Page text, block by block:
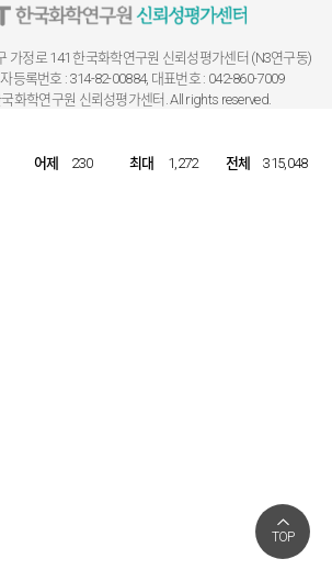
TOP
가정로 141 한국화학연구원 신뢰성평가센터 (N3연구동)
등록번호 : 314-82-00884, 대표번호 : 042-860-7009
화학연구원 신뢰성평가센터. All rights reserved.
어제 230 최대 1,272 전체 315,048